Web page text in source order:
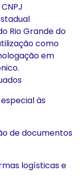
Rio Grande do
como
em
às
de documentos
logísticas e